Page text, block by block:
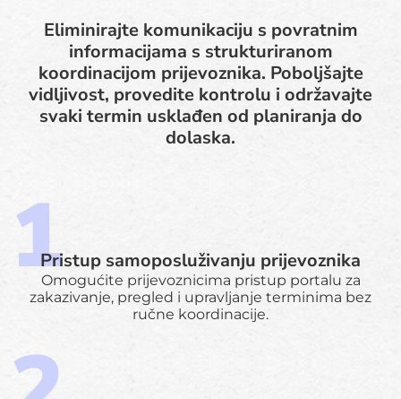
Eliminirajte komunikaciju s povratnim
informacijama s strukturiranom
koordinacijom prijevoznika. Poboljšajte
vidljivost, provedite kontrolu i održavajte
svaki termin usklađen od planiranja do
dolaska.
Pristup samoposluživanju prijevoznika
Omogućite prijevoznicima pristup portalu za
zakazivanje, pregled i upravljanje terminima bez
ručne koordinacije.